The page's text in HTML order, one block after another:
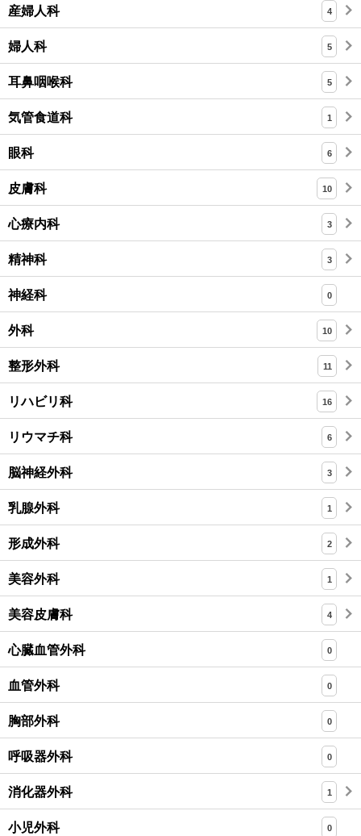
産婦人科 4
婦人科 5
耳鼻咽喉科 5
気管食道科 1
眼科 6
皮膚科 10
心療内科 3
精神科 3
神経科 0
外科 10
整形外科 11
リハビリ科 16
リウマチ科 6
脳神経外科 3
乳腺外科 1
形成外科 2
美容外科 1
美容皮膚科 4
心臓血管外科 0
血管外科 0
胸部外科 0
呼吸器外科 0
消化器外科 1
小児外科 0